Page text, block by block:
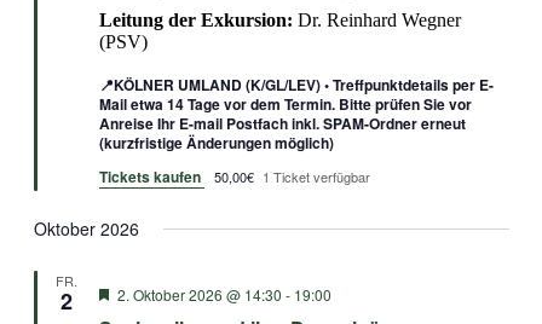
Leitung der Exkursion: Dr. Reinhard Wegner
(PSV)
📍KÖLNER UMLAND (K/GL/LEV) • Treffpunktdetails per E-
Mail etwa 14 Tage vor dem Termin. Bitte prüfen Sie vor
Anreise Ihr E-mail Postfach inkl. SPAM-Ordner erneut
(kurzfristige Änderungen möglich)
Tickets kaufen
50,00€ 1 Ticket verfügbar
Oktober 2026
FR.
2 Empfohlen
2. Oktober 2026 @ 14:30 - 19:00